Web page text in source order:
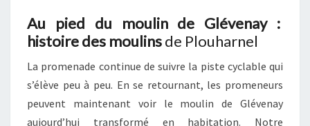
Au pied du moulin de Glévenay :
histoire des moulinsde Plouharnel
La promenade continue de suivre la piste cyclable qui
s’élève peu à peu. En se retournant, les promeneurs
peuvent maintenant voir le moulin de Glévenay
aujourd’hui transformé en habitation. Notre